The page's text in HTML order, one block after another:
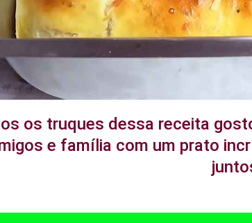
os truques dessa receita
e família com um prato